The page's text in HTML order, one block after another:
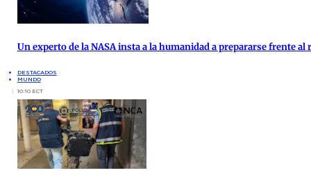
Un experto de la NASA insta a la humanidad a prepararse frente
DESTACADOS
MUNDO
10:10 ECT